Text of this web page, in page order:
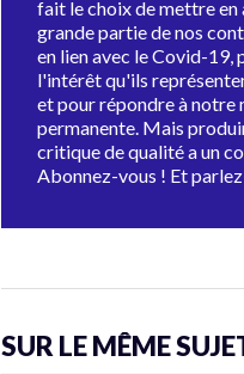
fait le choix de mettre en
grande partie de nos
en lien avec le Covid-19,
l'intérêt qu'ils
et pour répondre à notre
permanente. Mais
critique de qualité a un
Abonnez-vous ! Et
SUR LE MÊME